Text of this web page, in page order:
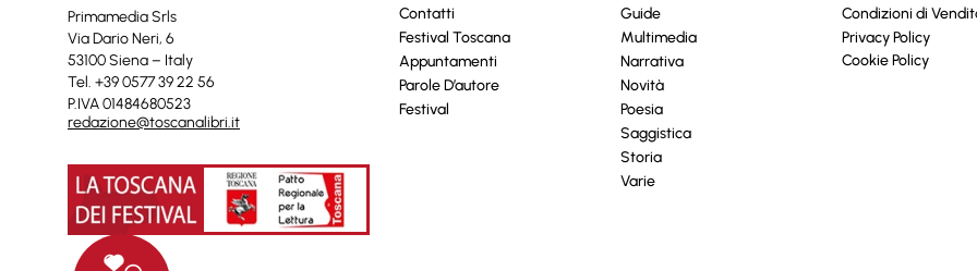
Primamedia Srls
Via Dario Neri, 6
53100 Siena – Italy
Tel. +39 0577 39 22 56
P.IVA 01484680523
redazione@toscanalibri.it
Contatti
Festival Toscana
Appuntamenti
Parole D’autore
Festival
Guide
Multimedia
Narrativa
Novità
Poesia
Saggistica
Storia
Varie
Condizioni di
Privacy Policy
Cookie Policy